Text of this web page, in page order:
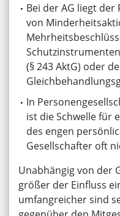
Bei der AG liegt der
von
(§ 243 AktG) oder
In
ist die Schwelle für
des engen
Gesellschafter oft
Unabhängig von der
größer der Einfluss
umfangreicher sind